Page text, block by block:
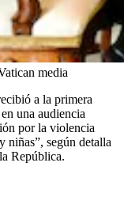
media
a la primera
una audiencia
por la violencia
niñas”, según detalla
República.